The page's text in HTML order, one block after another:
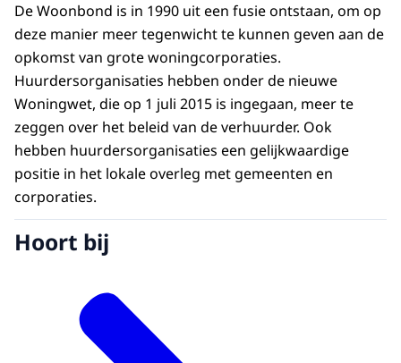
De Woonbond is in 1990 uit een fusie ontstaan, om op
deze manier meer tegenwicht te kunnen geven aan de
opkomst van grote woningcorporaties.
Huurdersorganisaties hebben onder de nieuwe
Woningwet, die op 1 juli 2015 is ingegaan, meer te
zeggen over het beleid van de verhuurder. Ook
hebben huurdersorganisaties een gelijkwaardige
positie in het lokale overleg met gemeenten en
corporaties.
Hoort bij